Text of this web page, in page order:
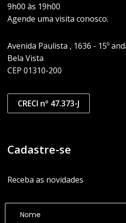
9h00 às 19h00
Agende uma visita conosco.
Avenida Paulista , 1636 - 15º
Bela Vista
CEP 01310-200
CRECI nº 47.373-J
Cadastre-se
Receba as novidades